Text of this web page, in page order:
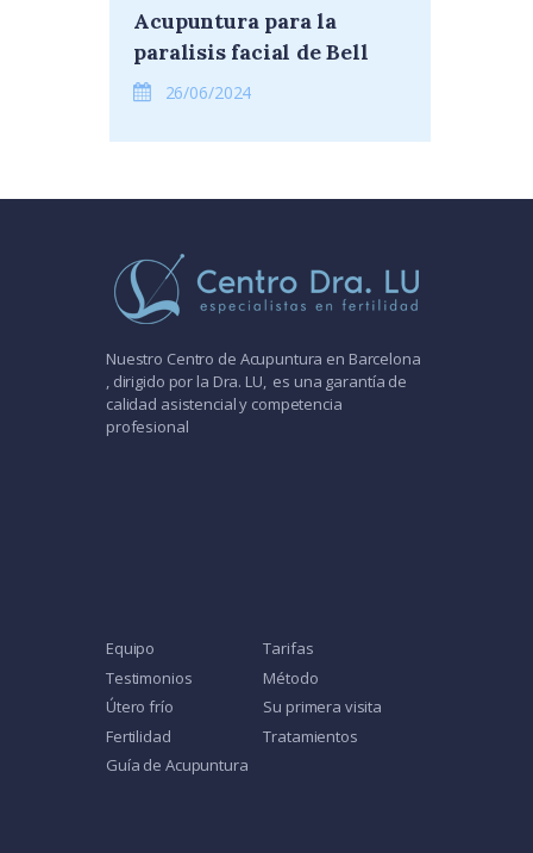
Acupuntura para la
paralisis facial de Bell
26/06/2024
Nuestro Centro de Acupuntura en Barcelona
, dirigido por la Dra. LU, es una garantía de
calidad asistencial y competencia
profesional
Equipo
Tarifas
Testimonios
Método
Útero frío
Su primera visita
Fertilidad
Tratamientos
Guía de Acupuntura